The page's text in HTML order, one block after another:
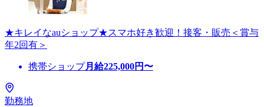
★キレイなauショップ★スマホ好き歓迎！接客・販売＜賞与
年2回有＞
携帯ショップ月給225,000円〜
勤務地